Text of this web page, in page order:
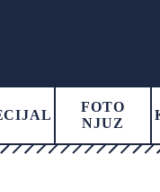
FOTO
NJUZ